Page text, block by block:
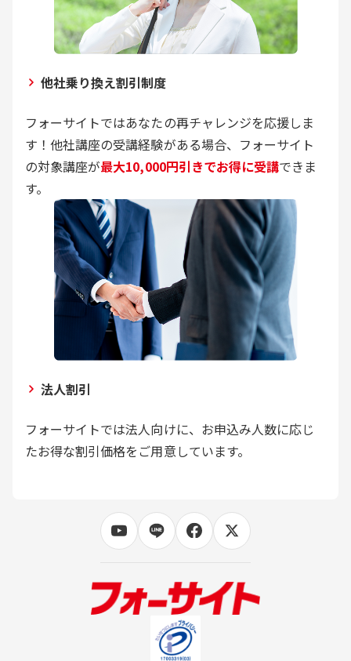
他社乗り換え割引制度
フォーサイトではあなたの再チャレンジを応援しま
す！他社講座の受講経験がある場合、フォーサイト
の対象講座が最大10,000円引きでお得に受講できま
す。
法人割引
フォーサイトでは法人向けに、お申込み人数に応じ
たお得な割引価格をご用意しています。